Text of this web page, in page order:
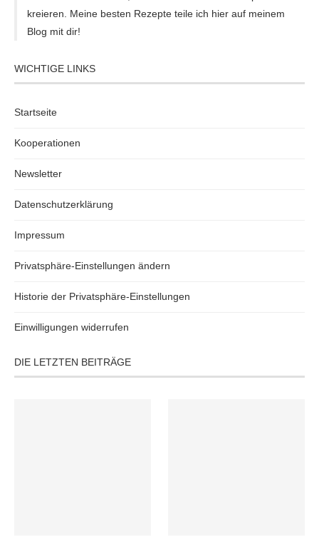
kreieren. Meine besten Rezepte teile ich hier auf meinem
Blog mit dir!
WICHTIGE LINKS
Startseite
Kooperationen
Newsletter
Datenschutzerklärung
Impressum
Privatsphäre-Einstellungen ändern
Historie der Privatsphäre-Einstellungen
Einwilligungen widerrufen
DIE LETZTEN BEITRÄGE